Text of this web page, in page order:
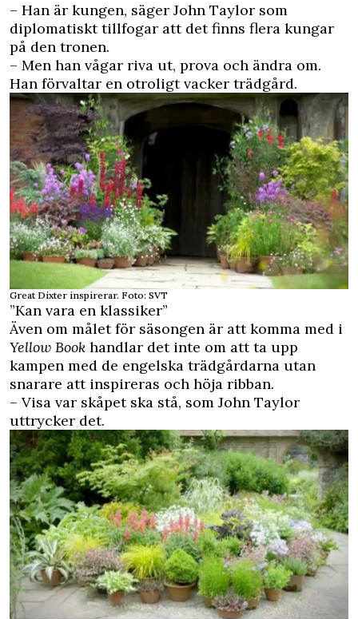
– Han är kungen, säger John Taylor som
diplomatiskt tillfogar att det finns flera kungar
på den tronen.
– Men han vågar riva ut, prova och ändra om.
Han förvaltar en otroligt vacker trädgård.
Great Dixter inspirerar. Foto: SVT
”Kan vara en klassiker”
Även om målet för säsongen är att komma med i
Yellow Book handlar det inte om att ta upp
kampen med de engelska trädgårdarna utan
snarare att inspireras och höja ribban.
– Visa var skåpet ska stå, som John Taylor
uttrycker det.